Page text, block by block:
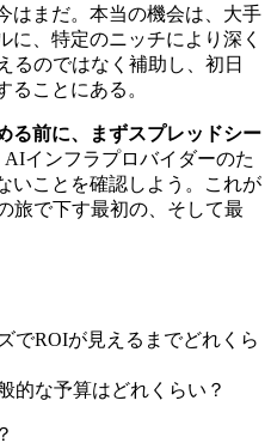
はまだ。本当の機会は、大手
に、特定のニッチにより深く
るのではなく補助し、初日
ることにある。
る前に、まずスプレッドシー
インフラプロバイダーのた
いことを確認しよう。これが
旅で下す最初の、そして最
でROIが見えるまでどれくら
的な予算はどれくらい？